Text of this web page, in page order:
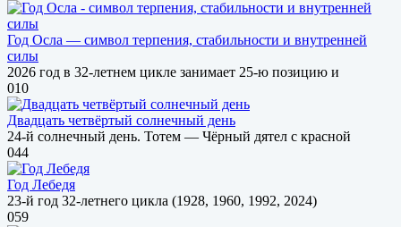
Год Осла — символ терпения, стабильности и внутренней
силы
2026 год в 32-летнем цикле занимает 25-ю позицию и
010
Двадцать четвёртый солнечный день
24-й солнечный день. Тотем — Чёрный дятел с красной
044
Год Лебедя
23-й год 32-летнего цикла (1928, 1960, 1992, 2024)
059